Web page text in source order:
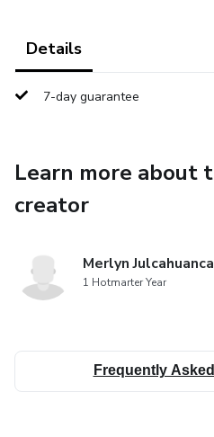
✅ Perfecto para relajarse y
Sumérgete en la diversión y da
Details
7-day guarantee
Learn more about
creator
Merlyn
1 Hotmarter Year
Frequently